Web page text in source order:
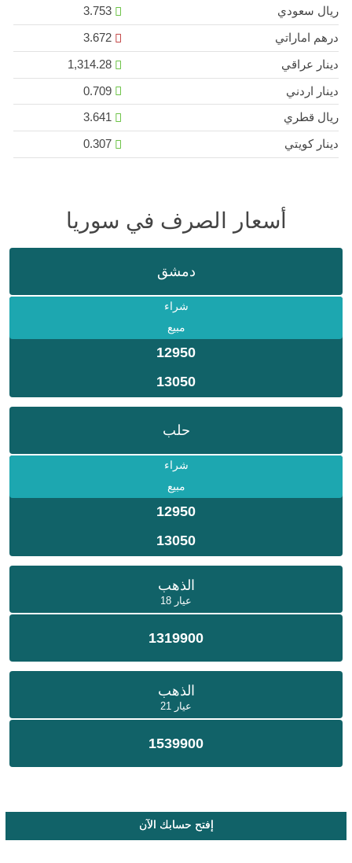
ريال سعودي
3.753
درهم اماراتي
3.672
دينار عراقي
1,314.28
دينار اردني
0.709
ريال قطري
3.641
دينار كويتي
0.307
أسعار الصرف في سوريا
دمشق
شراء
مبيع
12950
13050
حلب
شراء
مبيع
12950
13050
الذهب
عيار 18
1319900
الذهب
عيار 21
1539900
إفتح حسابك الآن